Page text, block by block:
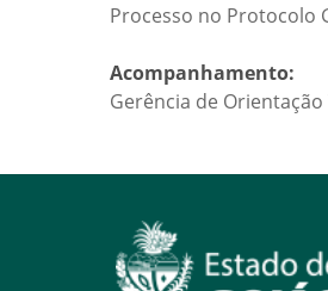
Processo no Protocolo
Acompanhamento:
Gerência de